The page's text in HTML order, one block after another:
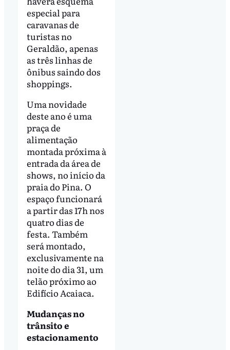
especial para
caravanas de
turistas no
Geraldão, apenas
as três linhas de
ônibus saindo dos
shoppings.
Uma novidade
deste ano é uma
praça de
alimentação
montada próxima à
entrada da área de
shows, no início da
praia do Pina. O
espaço funcionará
a partir das 17h nos
quatro dias de
festa. Também
será montado,
exclusivamente na
noite do dia 31, um
telão próximo ao
Edifício Acaiaca.
Mudanças no
trânsito e
estacionamento